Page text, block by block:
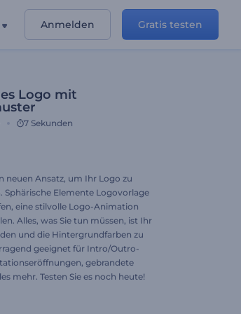
Anmelden Gratis testen
Logo mit
7 Sekunden
neuen Ansatz, um Ihr Logo zu
Sphärische Elemente Logovorlage
eine stilvolle Logo-Animation
Alles, was Sie tun müssen, ist Ihr
und die Hintergrundfarben zu
geeignet für Intro/Outro-
gebrandete
mehr. Testen Sie es noch heute!